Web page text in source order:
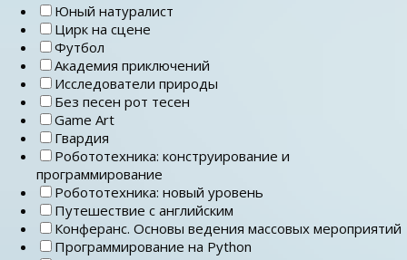
Юный натуралист
Цирк на сцене
Футбол
Академия приключений
Исследователи природы
Без песен рот тесен
Game Art
Гвардия
Робототехника: конструирование и
программирование
Робототехника: новый уровень
Путешествие с английским
Конферанс. Основы ведения массовых мероприятий
Программирование на Python